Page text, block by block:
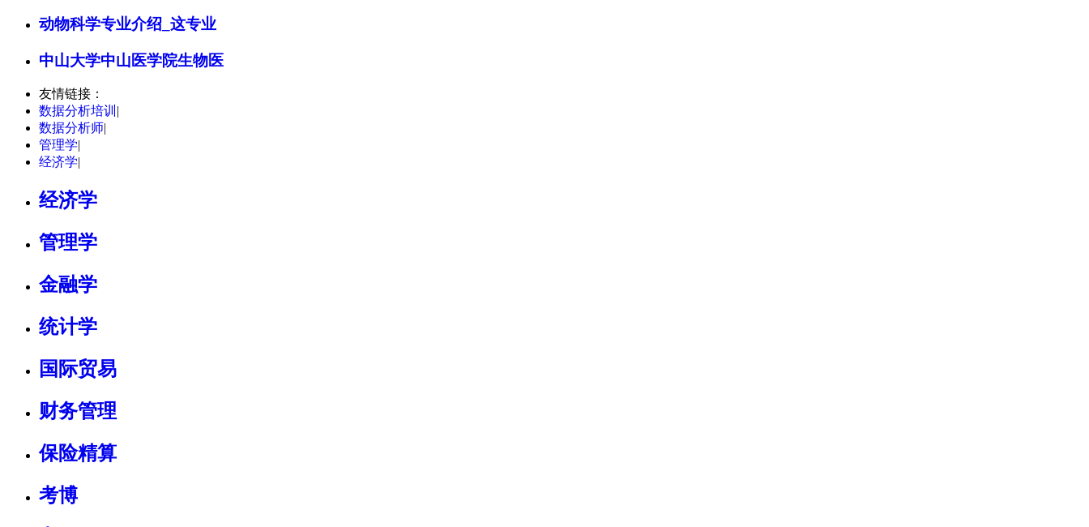
动物科学专业介绍_这专业
中山大学中山医学院生物医
友情链接：
数据分析培训 |
数据分析师|
管理学|
经济学|
经济学
管理学
金融学
统计学
国际贸易
财务管理
保险精算
考博